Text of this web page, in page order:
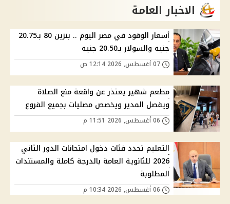
الاخبار العامة
أسعار الوقود في مصر اليوم .. بنزين 80 بـ20.75
جنيه والسولار بـ20.50 جنيه
مطعم شهير يعتذر عن واقعة منع الصلاة
ويفصل المدير ويخصص مصليات بجميع الفروع
التعليم تحدد فئات دخول امتحانات الدور الثاني
2026 للثانوية العامة بالدرجة كاملة والمستندات
المطلوبة